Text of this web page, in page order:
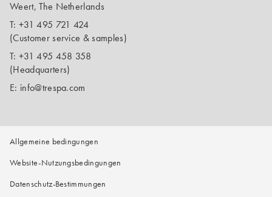
Weert, The Netherlands
T: +31 495 721 424
(Customer service & samples)
T: +31 495 458 358
(Headquarters)
E: info@trespa.com
Allgemeine bedingungen
Website-Nutzungsbedingungen
Datenschutz-Bestimmungen